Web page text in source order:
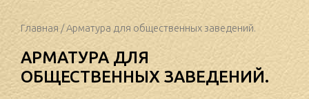
Главная / Арматура для общественных заведений.
АРМАТУРА ДЛЯ
ОБЩЕСТВЕННЫХ ЗАВЕДЕНИЙ.